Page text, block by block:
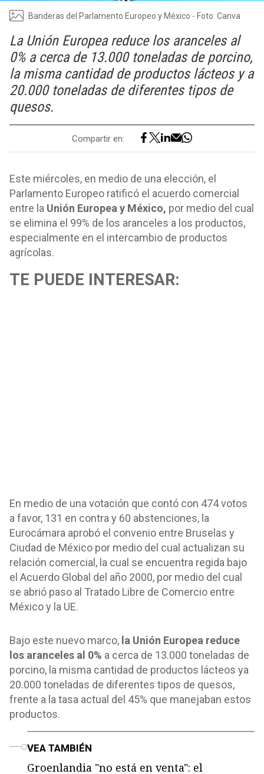
Banderas del Parlamento Europeo y México - Foto: Canva
La Unión Europea reduce los aranceles al
0% a cerca de 13.000 toneladas de porcino,
la misma cantidad de productos lácteos y a
20.000 toneladas de diferentes tipos de
quesos.
Compartir en:
Este miércoles, en medio de una elección, el
Parlamento Europeo ratificó el acuerdo comercial
entre la Unión Europea y México, por medio del cual
se elimina el 99% de los aranceles a los productos,
especialmente en el intercambio de productos
agrícolas.
TE PUEDE INTERESAR:
En medio de una votación que contó con 474 votos
a favor, 131 en contra y 60 abstenciones, la
Eurocámara aprobó el convenio entre Bruselas y
Ciudad de México por medio del cual actualizan su
relación comercial, la cual se encuentra regida bajo
el Acuerdo Global del año 2000, por medio del cual
se abrió paso al Tratado Libre de Comercio entre
México y la UE.
Bajo este nuevo marco, la Unión Europea reduce
los aranceles al 0% a cerca de 13.000 toneladas de
porcino, la misma cantidad de productos lácteos ya
20.000 toneladas de diferentes tipos de quesos,
frente a la tasa actual del 45% que manejaban estos
productos.
VEA TAMBIÉN
Groenlandia "no está en venta": el